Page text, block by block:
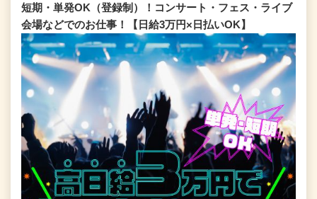
短期・単発OK（登録制）！コンサート・フェス・ライブ
会場などでのお仕事！【日給3万円×日払いOK】